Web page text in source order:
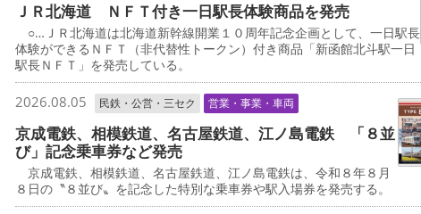
ＪＲ北海道 ＮＦＴ付き一日駅長体験商品を発売
○…ＪＲ北海道は北海道新幹線開業１０周年記念企画として、一日駅長
体験ができるＮＦＴ（非代替性トークン）付き商品「新函館北斗駅一日
駅長ＮＦＴ」を発売している。
2026.08.05 民鉄・公営・三セク 営業・事業・車両
京成電鉄、相模鉄道、名古屋鉄道、江ノ島電鉄 「８並
び」記念乗車券など発売
京成電鉄、相模鉄道、名古屋鉄道、江ノ島電鉄は、令和８年８月
８日の〝８並び〟を記念した特別な乗車券や駅入場券を発売する。